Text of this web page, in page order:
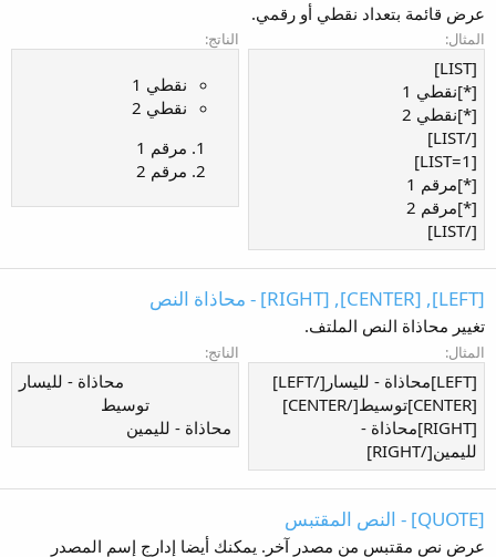
عرض قائمة بتعداد نقطي أو رقمي.
المثال:
[LIST]
[*]نقطي 1
[*]نقطي 2
[/LIST]
[LIST=1]
[*]مرقم 1
[*]مرقم 2
[/LIST]
الناتج:
نقطي 1
نقطي 2
مرقم 1
مرقم 2
[LEFT], [CENTER], [RIGHT] - محاذاة النص
تغيير محاذاة النص الملتف.
المثال:
[LEFT]محاذاة - لليسار[/LEFT]
[CENTER]توسيط[/CENTER]
[RIGHT]محاذاة -
لليمين[/RIGHT]
الناتج:
محاذاة - لليسار​
توسيط​
محاذاة - لليمين​
[QUOTE] - النص المقتبس
عرض نص مقتبس من مصدر آخر. يمكنك أيضا إدارج إسم المصدر